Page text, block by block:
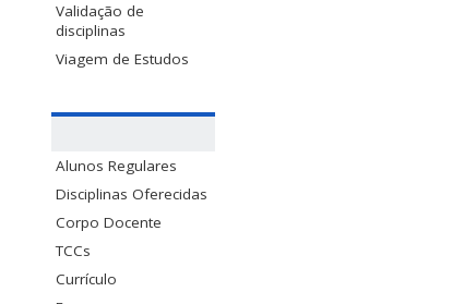
Validação de
disciplinas
Viagem de Estudos
Alunos Regulares
Disciplinas Oferecidas
Corpo Docente
TCCs
Currículo